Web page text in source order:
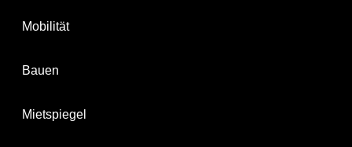
Mobilität
Bauen
Mietspiegel